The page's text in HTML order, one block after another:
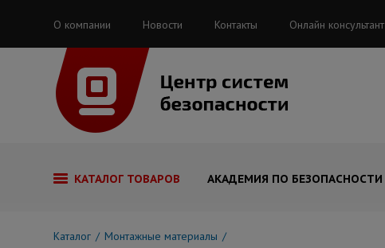
О компании Новости Контакты Онлайн консультант
КАТАЛОГ ТОВАРОВ АКАДЕМИЯ ПО БЕЗОПАСНОСТИ
Каталог Монтажные материалы